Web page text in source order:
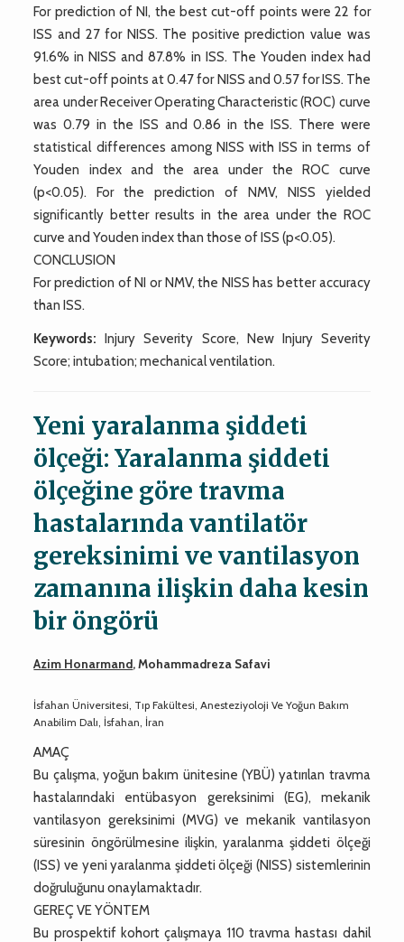
For prediction of NI, the best cut-off points were 22 for
ISS and 27 for NISS. The positive prediction value was
91.6% in NISS and 87.8% in ISS. The Youden index had
best cut-off points at 0.47 for NISS and 0.57 for ISS. The
area under Receiver Operating Characteristic (ROC) curve
was 0.79 in the ISS and 0.86 in the ISS. There were
statistical differences among NISS with ISS in terms of
Youden index and the area under the ROC curve
(p<0.05). For the prediction of NMV, NISS yielded
significantly better results in the area under the ROC
curve and Youden index than those of ISS (p<0.05).
CONCLUSION
For prediction of NI or NMV, the NISS has better accuracy
than ISS.
Keywords: Injury Severity Score, New Injury Severity
Score; intubation; mechanical ventilation.
Yeni yaralanma şiddeti
ölçeği: Yaralanma şiddeti
ölçeğine göre travma
hastalarında vantilatör
gereksinimi ve vantilasyon
zamanına ilişkin daha kesin
bir öngörü
Azim Honarmand, Mohammadreza Safavi
İsfahan Üniversitesi, Tıp Fakültesi, Anesteziyoloji Ve Yoğun Bakım
Anabilim Dalı, İsfahan, İran
AMAÇ
Bu çalışma, yoğun bakım ünitesine (YBÜ) yatırılan travma
hastalarındaki entübasyon gereksinimi (EG), mekanik
vantilasyon gereksinimi (MVG) ve mekanik vantilasyon
süresinin öngörülmesine ilişkin, yaralanma şiddeti ölçeği
(ISS) ve yeni yaralanma şiddeti ölçeği (NISS) sistemlerinin
doğruluğunu onaylamaktadır.
GEREÇ VE YÖNTEM
Bu prospektif kohort çalışmaya 110 travma hastası dahil